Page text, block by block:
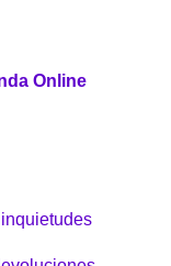
Puntos Colombia?
Puntos Colombia?
Puntos Colombia?
Online